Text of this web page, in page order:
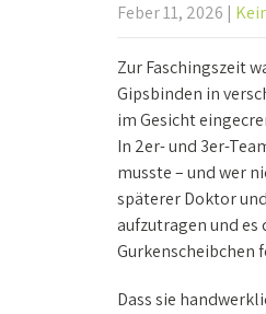
Feber 11, 2026 |
Zur Faschingszeit
Gipsbinden in
im Gesicht
In 2er- und 3er-
musste – und wer
späterer Doktor
aufzutragen und es
Gurkenscheibchen
Dass sie